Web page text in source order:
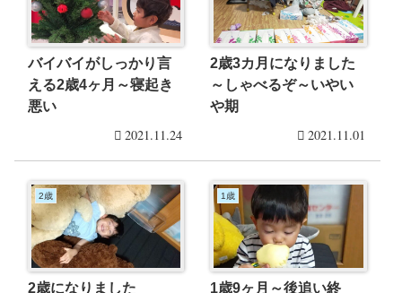
バイバイがしっかり言
える2歳4ヶ月～寝起き
悪い
2021.11.24
2歳3カ月になりました
～しゃべるぞ～いやい
や期
2021.11.01
2歳
2歳になりました
1歳
1歳9ヶ月～後追い終